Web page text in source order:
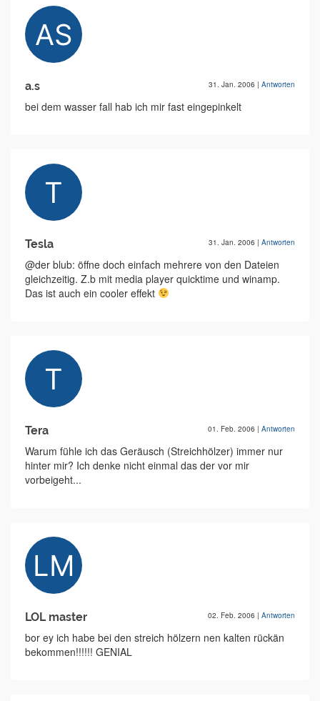
a.s 31. Jan. 2006 | Antworten
bei dem wasser fall hab ich mir fast eingepinkelt
Tesla 31. Jan. 2006 | Antworten
@der blub: öffne doch einfach mehrere von den Dateien
gleichzeitig. Z.b mit media player quicktime und winamp.
Das ist auch ein cooler effekt
Tera 01. Feb. 2006 | Antworten
Warum fühle ich das Geräusch (Streichhölzer) immer nur
hinter mir? Ich denke nicht einmal das der vor mir
vorbeigeht...
LOL master 02. Feb. 2006 | Antworten
bor ey ich habe bei den streich hölzern nen kalten rückän
bekommen!!!!!! GENIAL